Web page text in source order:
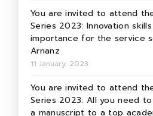
You are invited to attend
Series 2023: Innovation
importance for the service
Arnanz
11 January, 2023
You are invited to attend
Series 2023: All you need
a manuscript to a top